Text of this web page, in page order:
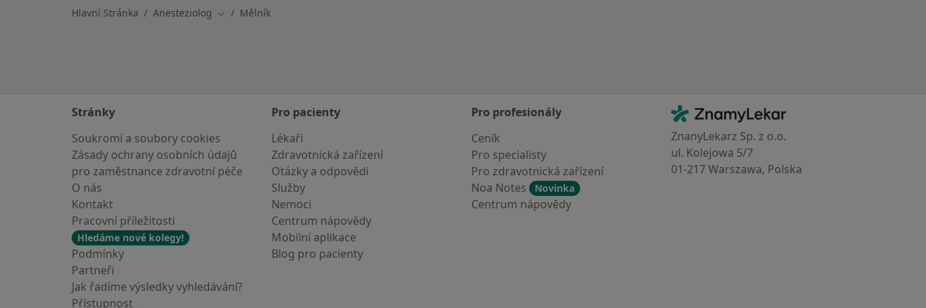
Hlavní Stránka Anesteziolog Změna města
Mělník
Stránky
Soukromí a soubory cookies
Zásady ochrany osobních údajů
pro zaměstnance zdravotní péče
O nás
Kontakt
Pracovní příležitosti
Hledáme nové kolegy!
Podmínky
Partneři
Jak řadíme výsledky vyhledávání?
Přístupnost
Pro pacienty
Lékaři
Zdravotnická zařízení
Otázky a odpovědi
Služby
Nemoci
Centrum nápovědy
Mobilní aplikace
Blog pro pacienty
Pro profesionály
Ceník
Pro specialisty
Pro zdravotnická zařízení
Noa Notes
Novinka
Centrum nápovědy
Kontakt
ZnamyLekar - Hlavní stránka
ZnanyLekarz Sp. z o.o.
ul. Kolejowa 5/7
01-217 Warszawa, Polska